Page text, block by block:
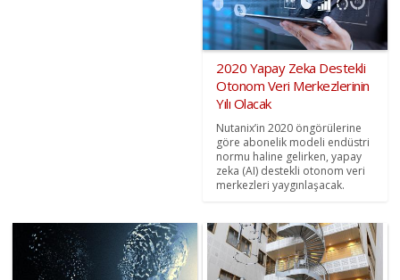
2020 Yapay Zeka Destekli
Otonom Veri Merkezlerinin
Yılı Olacak
Nutanix’in 2020 öngörülerine
göre abonelik modeli endüstri
normu haline gelirken, yapay
zeka (AI) destekli otonom veri
merkezleri yaygınlaşacak.